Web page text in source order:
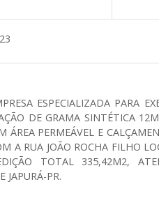
ESPECIALIZADA PARA
DE GRAMA SINTÉTICA
ÁREA PERMEÁVEL E
A RUA JOÃO ROCHA FILHO
TOTAL 335,42M2,
JAPURÁ-PR.